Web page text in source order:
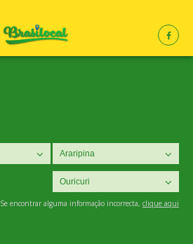
Se encontrar alguma informação incorrecta, clique aqui